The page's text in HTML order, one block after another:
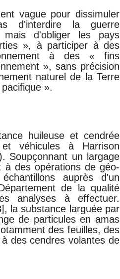
vague pour dissimuler
d'interdire la guerre
d'obliger les pays
», à participer à des
à des « fins
», sans précision
naturel de la Terre
».
huileuse et cendrée
véhicules à Harrison
Soupçonnant un largage
à des opérations de géo-
auprès d'un
de la qualité
analyses à effectuer.
la substance larguée par
de particules en amas
des feuilles, des
des cendres volantes de